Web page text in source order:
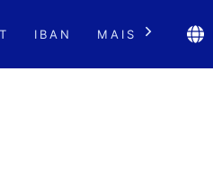
IBAN MAIS